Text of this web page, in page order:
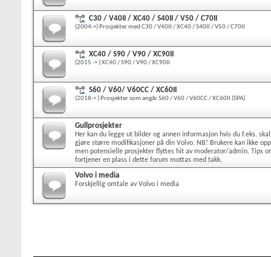
C30 / V40II / XC40 / S40II / V50 / C70II
(2004->) Prosjekter med C30 / V40II / XC40 / S40II / V50 / C70II
XC40 / S90 / V90 / XC90II
(2015 -> ) XC40 / S90 / V90 / XC90II
S60 / V60/ V60CC / XC60II
(2018-> ) Prosjekter som angår S60 / V60 / V60CC / XC60II (SPA)
Gullprosjekter
Her kan du legge ut bilder og annen informasjon hvis du f.eks.
gjøre større modifikasjoner på din Volvo. NB! Brukere kan ikke
men potensielle prosjekter flyttes hit av moderator/admin. Tips
fortjener en plass i dette forum mottas med takk.
Volvo i media
Forskjellig omtale av Volvo i media